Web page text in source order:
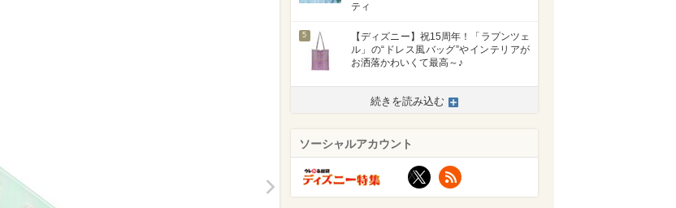
>
ティ
5
【ディズニー】祝15周年！「ラプンツェ
ル」の“ドレス風バッグ”やインテリアが
お洒落かわいくて最高～♪
続きを読み込む
ソーシャルアカウント
X